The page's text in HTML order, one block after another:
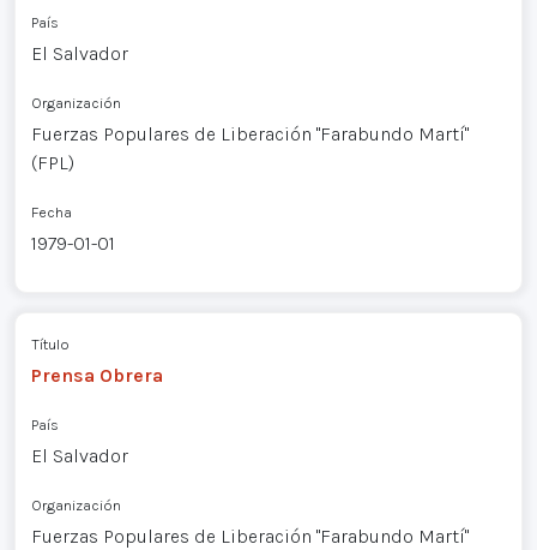
País
El Salvador
Organización
Fuerzas Populares de Liberación "Farabundo Martí"
(FPL)
Fecha
1979-01-01
Título
Prensa Obrera
País
El Salvador
Organización
Fuerzas Populares de Liberación "Farabundo Martí"